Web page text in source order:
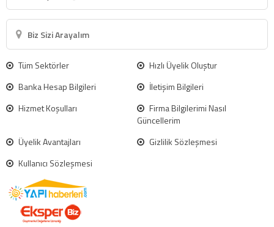
Biz Sizi Arayalım
Tüm Sektörler
Hızlı Üyelik Oluştur
Banka Hesap Bilgileri
İletişim Bilgileri
Hizmet Koşulları
Firma Bilgilerimi Nasıl
Güncellerim
Üyelik Avantajları
Gizlilik Sözleşmesi
Kullanıcı Sözleşmesi